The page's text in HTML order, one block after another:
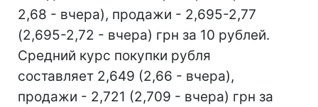
2,68 - вчера), продажи - 2,695-2,77
(2,695-2,72 - вчера) грн за 10 рублей.
Средний курс покупки рубля
составляет 2,649 (2,66 - вчера),
продажи - 2,721 (2,709 - вчера) грн за